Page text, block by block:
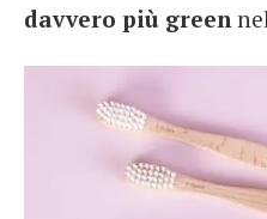
davvero più green